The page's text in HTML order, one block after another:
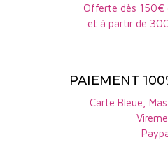
Offerte dès 150€
et à partir de
PAIEMENT
Carte Bleue,